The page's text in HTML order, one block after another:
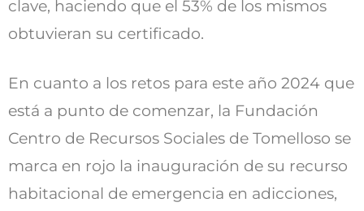
clave, haciendo que el 53% de los mismos
obtuvieran su certificado.
En cuanto a los retos para este año 2024 que
está a punto de comenzar, la Fundación
Centro de Recursos Sociales de Tomelloso se
marca en rojo la inauguración de su recurso
habitacional de emergencia en adicciones,